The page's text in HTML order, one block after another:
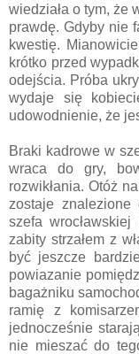
wiedziała o tym, że
prawdę. Gdyby nie
kwestię.
krótko przed
odejścia. Próba
wydaje się
udowodnienie, że
Braki kadrowe w
wraca do gry,
rozwikłania. Otóż
zostaje znalezione
szefa
zabity strzałem z
być jeszcze
powiazanie
bagażniku
ramię z
jednocześnie
nie mieszać do